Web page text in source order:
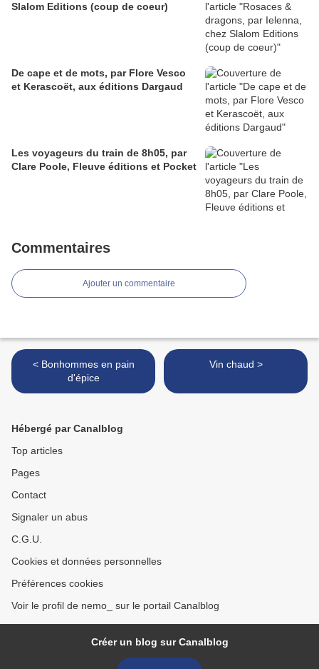
Slalom Editions (coup de coeur)
De cape et de mots, par Flore Vesco
et Kerascoët, aux éditions Dargaud
Les voyageurs du train de 8h05, par
Clare Poole, Fleuve éditions et Pocket
Commentaires
Ajouter un commentaire
< Bonhommes en pain
d'épice
Vin chaud >
Hébergé par Canalblog
Top articles
Pages
Contact
Signaler un abus
C.G.U.
Cookies et données personnelles
Préférences cookies
Voir le profil de nemo_ sur le portail Canalblog
Créer un blog sur Canalblog